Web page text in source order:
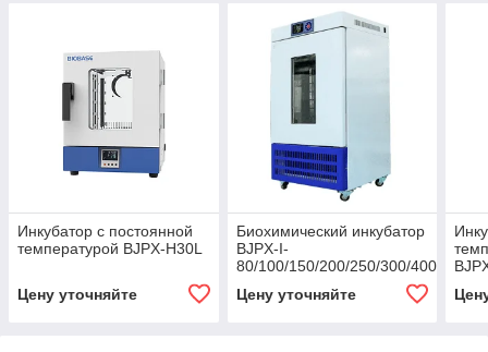
Инкубатор с постоянной
температурой BJPX-H30L
Цену уточняйте
Биохимический инкубатор
BJPX-I-
80/100/150/200/250/300/400
Цену уточняйте
(D/